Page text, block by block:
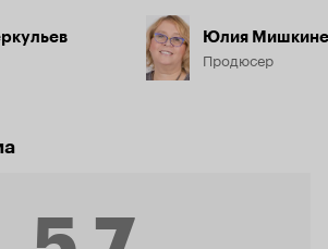
Юлия
Продюсер